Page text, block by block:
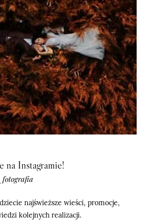
na Instagramie!
najświeższe wieści, promocje,
kolejnych realizacji.